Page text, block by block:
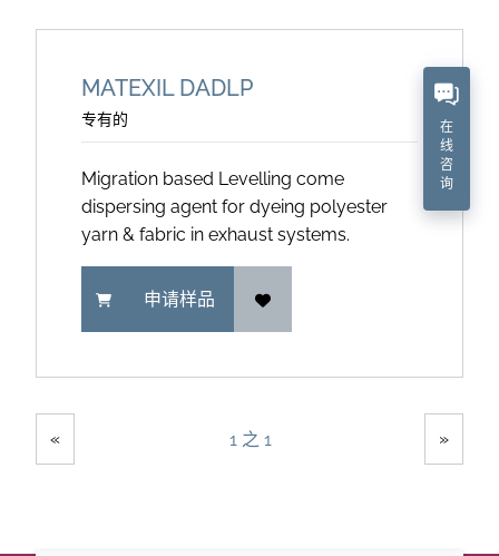
MATEXIL DADLP
专有的
Migration based Levelling come
dispersing agent for dyeing polyester
yarn & fabric in exhaust systems.
申请样品
« Showing
1 之 1 »
在
线
咨
询